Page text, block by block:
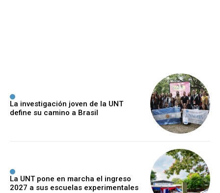
La investigación joven de la UNT
define su camino a Brasil
La UNT pone en marcha el ingreso
2027 a sus escuelas experimentales